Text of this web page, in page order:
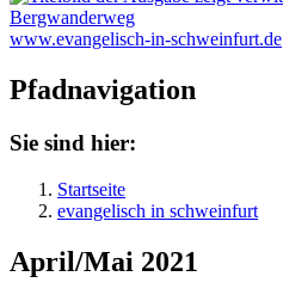
www.evangelisch-in-schweinfurt.de
Pfadnavigation
Sie sind hier:
Startseite
evangelisch in schweinfurt
April/Mai 2021